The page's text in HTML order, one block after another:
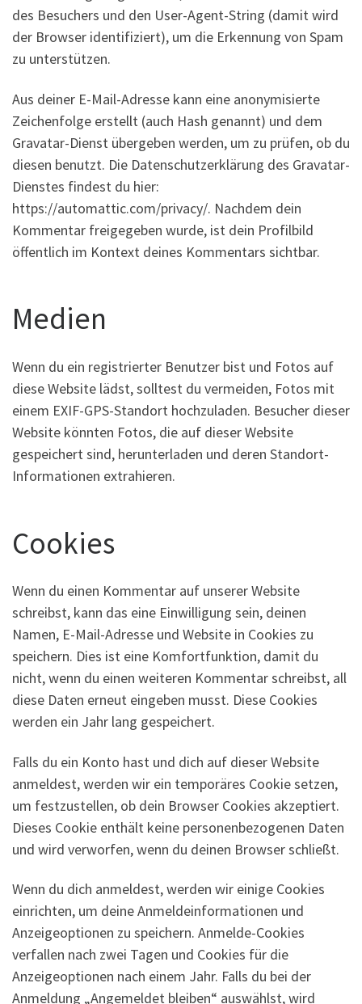
des Besuchers und den User-Agent-String (damit wird
der Browser identifiziert), um die Erkennung von Spam
zu unterstützen.
Aus deiner E-Mail-Adresse kann eine anonymisierte
Zeichenfolge erstellt (auch Hash genannt) und dem
Gravatar-Dienst übergeben werden, um zu prüfen, ob du
diesen benutzt. Die Datenschutzerklärung des Gravatar-
Dienstes findest du hier:
https://automattic.com/privacy/. Nachdem dein
Kommentar freigegeben wurde, ist dein Profilbild
öffentlich im Kontext deines Kommentars sichtbar.
Medien
Wenn du ein registrierter Benutzer bist und Fotos auf
diese Website lädst, solltest du vermeiden, Fotos mit
einem EXIF-GPS-Standort hochzuladen. Besucher dieser
Website könnten Fotos, die auf dieser Website
gespeichert sind, herunterladen und deren Standort-
Informationen extrahieren.
Cookies
Wenn du einen Kommentar auf unserer Website
schreibst, kann das eine Einwilligung sein, deinen
Namen, E-Mail-Adresse und Website in Cookies zu
speichern. Dies ist eine Komfortfunktion, damit du
nicht, wenn du einen weiteren Kommentar schreibst, all
diese Daten erneut eingeben musst. Diese Cookies
werden ein Jahr lang gespeichert.
Falls du ein Konto hast und dich auf dieser Website
anmeldest, werden wir ein temporäres Cookie setzen,
um festzustellen, ob dein Browser Cookies akzeptiert.
Dieses Cookie enthält keine personenbezogenen Daten
und wird verworfen, wenn du deinen Browser schließt.
Wenn du dich anmeldest, werden wir einige Cookies
einrichten, um deine Anmeldeinformationen und
Anzeigeoptionen zu speichern. Anmelde-Cookies
verfallen nach zwei Tagen und Cookies für die
Anzeigeoptionen nach einem Jahr. Falls du bei der
Anmeldung „Angemeldet bleiben“ auswählst, wird